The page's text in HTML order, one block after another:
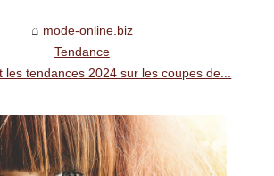
mode-online.biz
Tendance
les tendances 2024 sur les coupes de...